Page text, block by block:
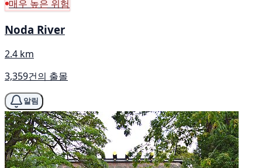
매우 높은 위험
Noda River
2.4 km
3,359건의 출몰
알림